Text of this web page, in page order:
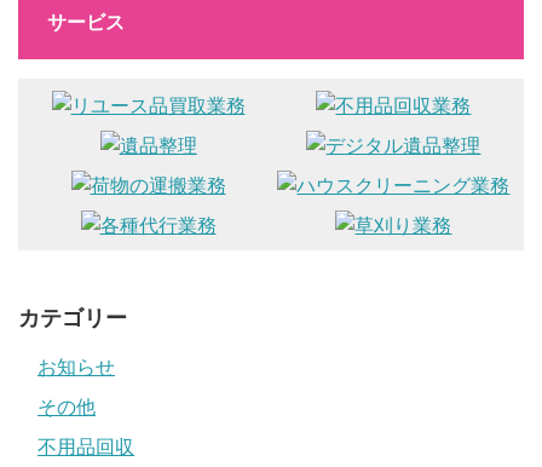
サービス
カテゴリー
お知らせ
その他
不用品回収